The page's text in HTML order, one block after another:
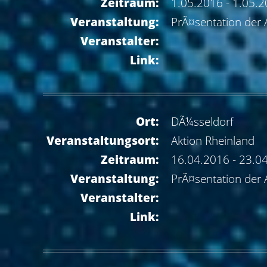
Veranstaltung:
PrÃ¤sentation der
Veranstalter:
Link:
Ort:
DÃ¼sseldorf
Veranstaltungsort:
Aktion Rheinland
Zeitraum:
16.04.2016 -
Veranstaltung:
PrÃ¤sentation der
Veranstalter:
Link: